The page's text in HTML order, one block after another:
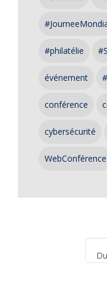
#philatélie
événement
conférence
cybersécurité
WebConférence